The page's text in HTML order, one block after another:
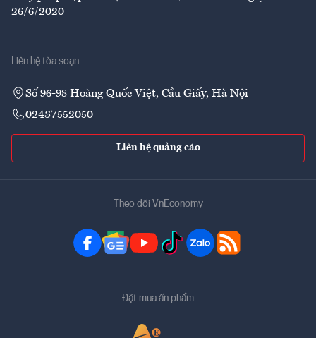
26/6/2020
Liên hệ tòa soạn
Số 96-98 Hoàng Quốc Việt, Cầu Giấy, Hà Nội
02437552050
Liên hệ quảng cáo
Theo dõi VnEconomy
Đặt mua ấn phẩm